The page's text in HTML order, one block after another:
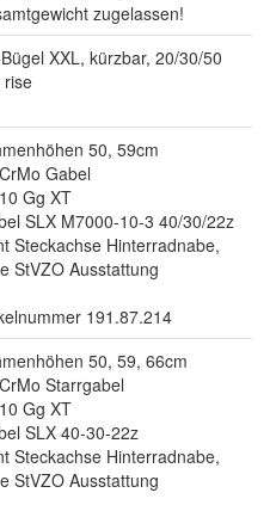
zugelassen!
XXL, kürzbar, 20/30/50
rise
50, 59cm
Gabel
Gg XT
SLX M7000-10-3 40/30/22z
Steckachse Hinterradnabe,
StVZO Ausstattung
191.87.214
50, 59, 66cm
Starrgabel
Gg XT
SLX 40-30-22z
Steckachse Hinterradnabe,
StVZO Ausstattung